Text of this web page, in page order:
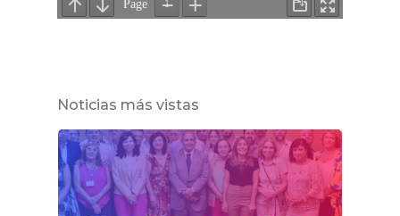
Noticias más vistas